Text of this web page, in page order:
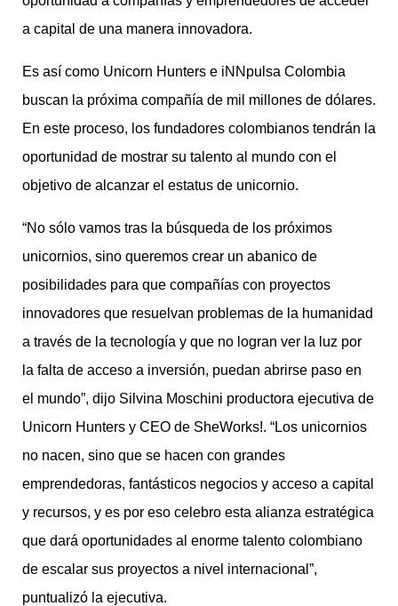
a capital de una manera innovadora.
Es así como Unicorn Hunters e iNNpulsa Colombia
buscan la próxima compañía de mil millones de dólares.
En este proceso, los fundadores colombianos tendrán la
oportunidad de mostrar su talento al mundo con el
objetivo de alcanzar el estatus de unicornio.
“No sólo vamos tras la búsqueda de los próximos
unicornios, sino queremos crear un abanico de
posibilidades para que compañías con proyectos
innovadores que resuelvan problemas de la humanidad
a través de la tecnología y que no logran ver la luz por
la falta de acceso a inversión, puedan abrirse paso en
el mundo”, dijo Silvina Moschini productora ejecutiva de
Unicorn Hunters y CEO de SheWorks!. “Los unicornios
no nacen, sino que se hacen con grandes
emprendedoras, fantásticos negocios y acceso a capital
y recursos, y es por eso celebro esta alianza estratégica
que dará oportunidades al enorme talento colombiano
de escalar sus proyectos a nivel internacional”,
puntualizó la ejecutiva.